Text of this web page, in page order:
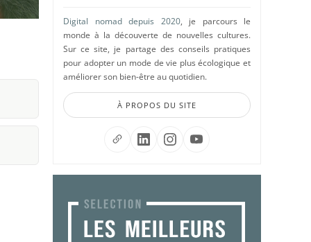
Digital nomad depuis 2020, je parcours le
monde à la découverte de nouvelles cultures.
Sur ce site, je partage des conseils pratiques
pour adopter un mode de vie plus écologique et
améliorer son bien-être au quotidien.
À PROPOS DU SITE